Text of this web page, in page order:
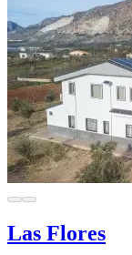
Las Flores